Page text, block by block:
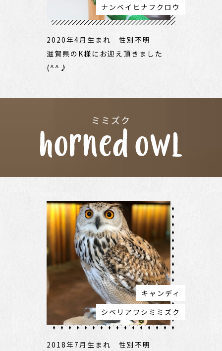
ナンベイヒナフクロウ
2020年4月生まれ 性別不明
滋賀県のK様にお迎え頂きました
(^^♪
ミミズク
キャンディ
シベリアワシミミズク
2018年7月生まれ 性別不明